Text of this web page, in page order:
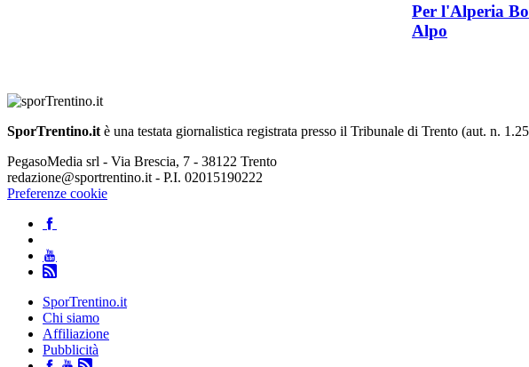
Per l'Alperia
Alpo
SporTrentino.it è una testata giornalistica registrata presso il Tribunale di Trento (aut. n.
PegasoMedia srl - Via Brescia, 7 - 38122 Trento
redazione@sportrentino.it - P.I. 02015190222
Preferenze cookie
SporTrentino.it
Chi siamo
Affiliazione
Pubblicità